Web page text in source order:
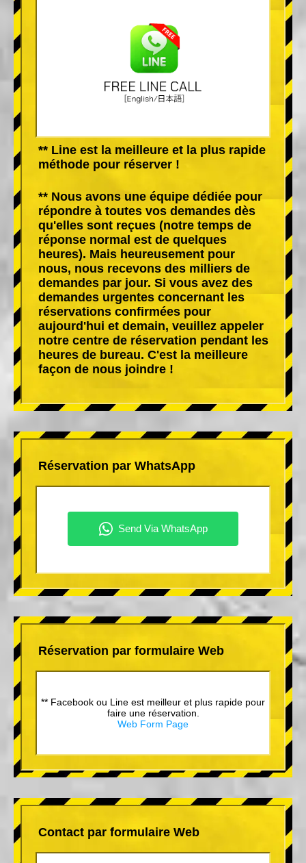
** Line est la meilleure et la plus rapide
méthode pour réserver !
** Nous avons une équipe dédiée pour
répondre à toutes vos demandes dès
qu'elles sont reçues (notre temps de
réponse normal est de quelques
heures). Mais heureusement pour
nous, nous recevons des milliers de
demandes par jour. Si vous avez des
demandes urgentes concernant les
réservations confirmées pour
aujourd'hui et demain, veuillez appeler
notre centre de réservation pendant les
heures de bureau. C'est la meilleure
façon de nous joindre !
Réservation par WhatsApp
Réservation par formulaire Web
** Facebook ou Line est meilleur et plus rapide pour
faire une réservation.
Web Form Page
Contact par formulaire Web